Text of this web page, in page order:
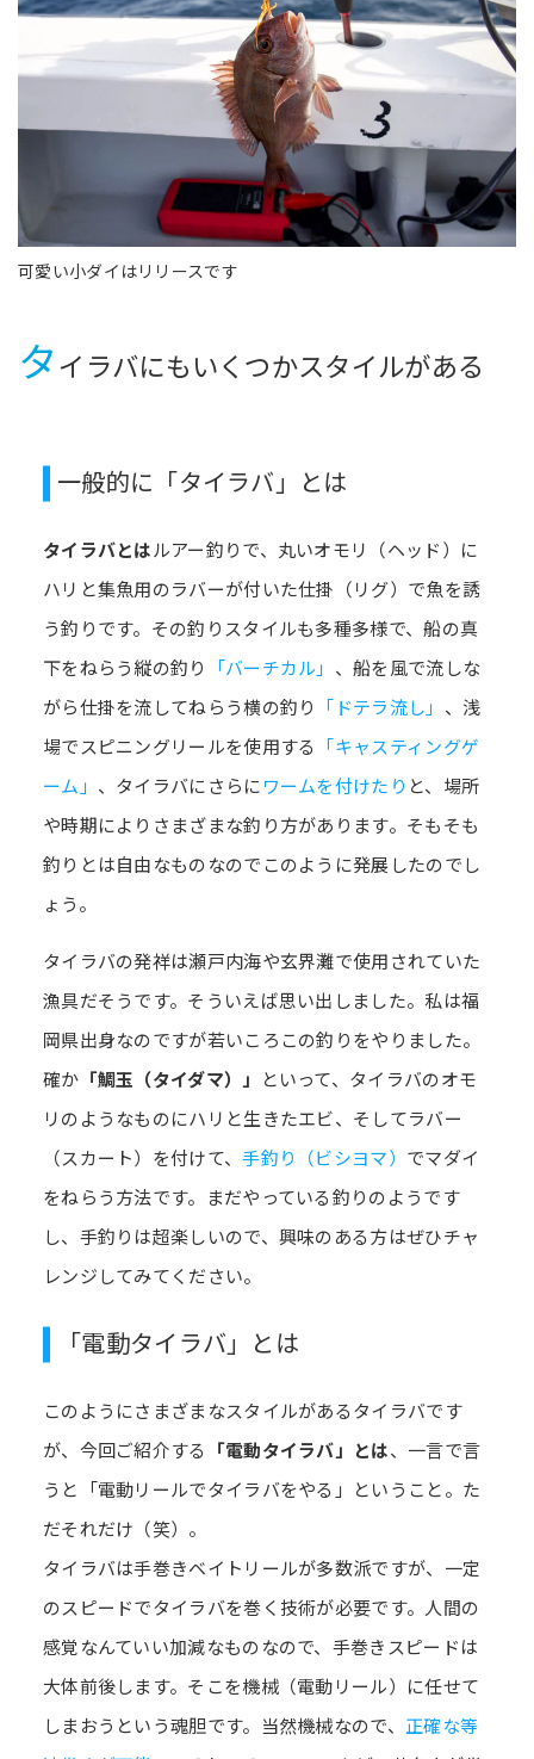
可愛い小ダイはリリースです
タイラバにもいくつかスタイルがある
一般的に「タイラバ」とは
タイラバとはルアー釣りで、丸いオモリ（ヘッド）に
ハリと集魚用のラバーが付いた仕掛（リグ）で魚を誘
う釣りです。その釣りスタイルも多種多様で、船の真
下をねらう縦の釣り
「バーチカル」 、船を風で流しな
がら仕掛を流してねらう横の釣り 「ドテラ流し」 、浅
場でスピニングリールを使用する 「キャスティングゲ
ーム」 、タイラバにさらにワームを付けたり と、場所
や時期によりさまざまな釣り方があります。そもそも
釣りとは自由なものなのでこのように発展したのでし
ょう。
タイラバの発祥は瀬戸内海や玄界灘で使用されていた
漁具だそうです。そういえば思い出しました。私は福
岡県出身なのですが若いころこの釣りをやりました。
確か 「鯛玉（タイダマ）」
といって、タイラバのオモ
リのようなものにハリと生きたエビ、そしてラバー
（スカート）を付けて、手釣り（ビシヨマ） でマダイ
をねらう方法です。まだやっている釣りのようです
し、手釣りは超楽しいので、興味のある方はぜひチャ
レンジしてみてください。
「電動タイラバ」とは
このようにさまざまなスタイルがあるタイラバです
が、今回ご紹介する
「電動タイラバ」とは、一言で言
うと「電動リールでタイラバをやる」ということ。た
だそれだけ（笑）。
タイラバは手巻きベイトリールが多数派ですが、一定
のスピードでタイラバを巻く技術が必要です。人間の
感覚なんていい加減なものなので、手巻きスピードは
大体前後します。そこを機械（電動リール）に任せて
しまおうという魂胆です。当然機械なので、 正確な等